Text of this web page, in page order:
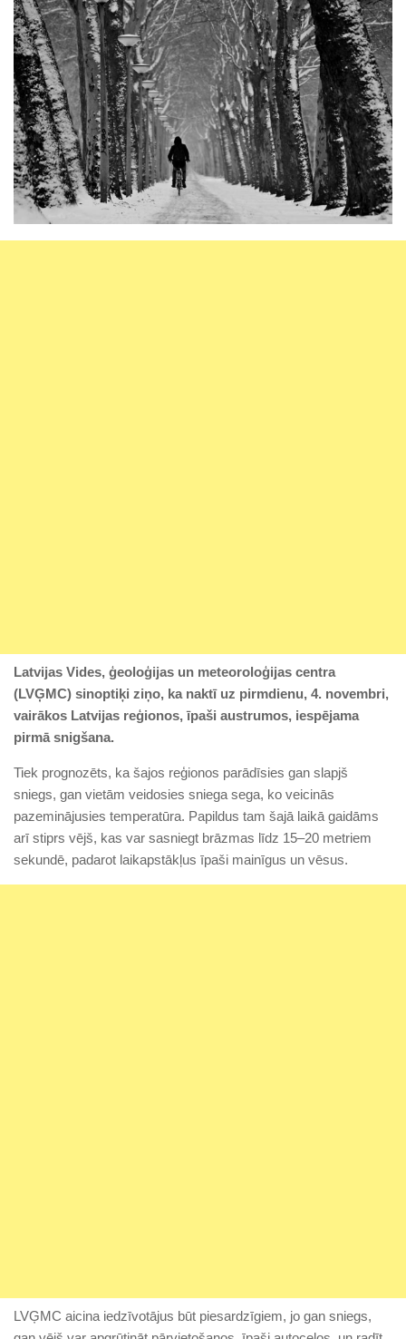
Latvijas Vides, ģeoloģijas un meteoroloģijas centra
(LVĢMC) sinoptiķi ziņo, ka naktī uz pirmdienu, 4. novembri,
vairākos Latvijas reģionos, īpaši austrumos, iespējama
pirmā snigšana.
Tiek prognozēts, ka šajos reģionos parādīsies gan slapjš
sniegs, gan vietām veidosies sniega sega, ko veicinās
pazeminājusies temperatūra. Papildus tam šajā laikā gaidāms
arī stiprs vējš, kas var sasniegt brāzmas līdz 15–20 metriem
sekundē, padarot laikapstākļus īpaši mainīgus un vēsus.
LVĢMC aicina iedzīvotājus būt piesardzīgiem, jo gan sniegs,